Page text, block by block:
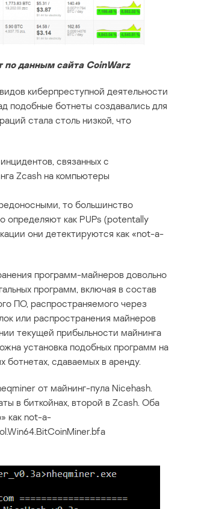
по данным сайта CoinWarz
киберпреступной деятельности
подобные ботнеты создавались для
стала столь низкой, что
связанных с
Zcash на компьютеры
то большинство
определяют как PUPs (potentally
они детектируются как «not-a-
программ-майнеров довольно
программ, включая в состав
ПО, распространяемого через
или распространения майнеров
текущей прибыльности майнинга
установка подобных программ на
сдаваемых в аренду.
от майнинг-пула Nicehash.
в биткойнах, второй в Zcash. Оба
как not-a-